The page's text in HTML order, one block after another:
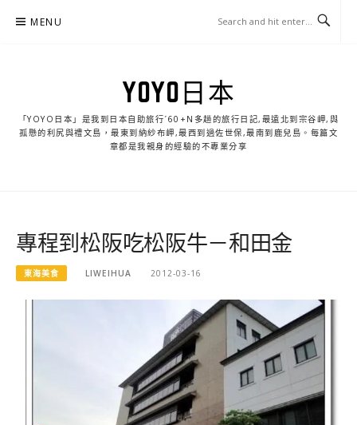
MENU
YOYO日本
「YOYO日本」是我到日本自助旅行ˊ60+N多趟的旅行日記,最遠北到宗谷岬,與
孤懸的利尻與禮文島，最東到納紗布岬,最西到過佐世保,最南到鹿兒島。每篇文
章都是我親身的經驗的不專業分享
專程到松阪吃松阪牛－和田金
東海美食 LIWEIHUA 2012-03-16